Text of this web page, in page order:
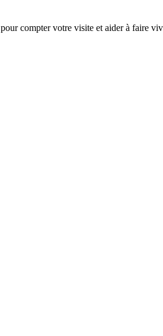
compter votre visite et aider à faire